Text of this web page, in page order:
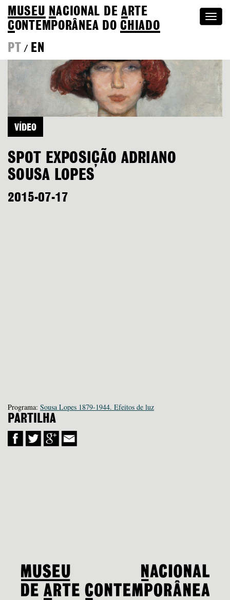
MUSEU NACIONAL DEA RTE
CONTEMPORÂNEA DOCHIADO
PT
/ EN
VÍDEO
SPOT EXPOSIÇÃO ADRIANO
SOUSA LOPES
2015-07-17
Programa: Sousa Lopes 1879-1944. Efeitos de luz
PARTILHA